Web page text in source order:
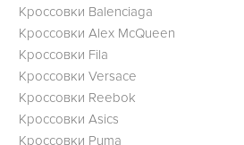
Кроссовки Balenciaga
Кроссовки Alex McQueen
Кроссовки Fila
Кроссовки Versace
Кроссовки Reebok
Кроссовки Asics
Кроссовки Puma